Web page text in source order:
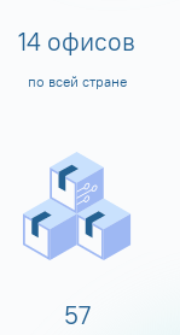
14 офисов
по всей стране
60